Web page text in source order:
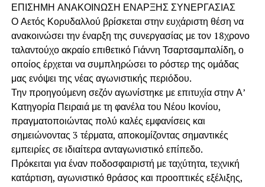
ΕΠΙΣΗΜΗ ΑΝΑΚΟΙΝΩΣΗ ΕΝΑΡΞΗΣ ΣΥΝΕΡΓΑΣΙΑΣ
Ο Αετός Κορυδαλλού βρίσκεται στην ευχάριστη θέση να
ανακοινώσει την έναρξη της συνεργασίας με τον 18χρονο
ταλαντούχο ακραίο επιθετικό Γιάννη Τσαρτσαμπαλίδη, ο
οποίος έρχεται να συμπληρώσει το ρόστερ της ομάδας
μας ενόψει της νέας αγωνιστικής περιόδου.
Την προηγούμενη σεζόν αγωνίστηκε με επιτυχία στην Α’
Κατηγορία Πειραιά με τη φανέλα του Νέου Ικονίου,
πραγματοποιώντας πολύ καλές εμφανίσεις και
σημειώνοντας 3 τέρματα, αποκομίζοντας σημαντικές
εμπειρίες σε ιδιαίτερα ανταγωνιστικό επίπεδο.
Πρόκειται για έναν ποδοσφαιριστή με ταχύτητα, τεχνική
κατάρτιση, αγωνιστικό θράσος και προοπτικές εξέλιξης,